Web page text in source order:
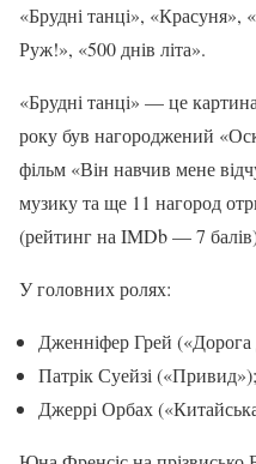
«Брудні танці», «Красуня»,
Руж!», «500 днів літа».
«Брудні танці» — це
року був нагороджений
фільм «Він навчив мене
музику та ще 11 нагород
(рейтинг на IMDb — 7
У головних ролях:
Дженніфер Грей («Дорога
Патрік Суейзі («Привид»);
Джеррі Орбах